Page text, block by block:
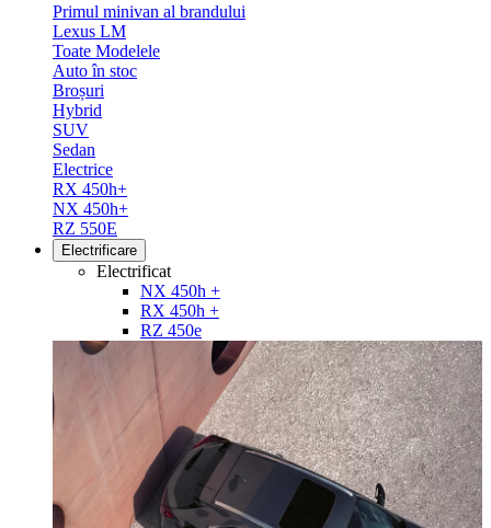
Primul minivan al brandului
Lexus LM
Toate Modelele
Auto în stoc
Broșuri
Hybrid
SUV
Sedan
Electrice
RX 450h+
NX 450h+
RZ 550E
Electrificare
Electrificat
NX 450h +
RX 450h +
RZ 450e